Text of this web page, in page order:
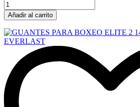
Añadir al carrito